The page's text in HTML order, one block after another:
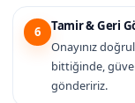
6
Tamir & Geri
Onayınız
bittiğinde,
göndeririz.